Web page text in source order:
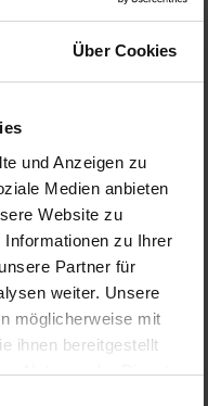
Über Cookies
und Anzeigen zu
Medien anbieten
Website zu
zu Ihrer
Partner für
weiter. Unsere
möglicherweise mit
ihnen bereitgestellt
Nutzung der Dienste
weiß P32